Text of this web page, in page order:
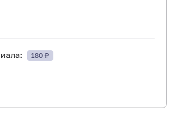
180 ₽